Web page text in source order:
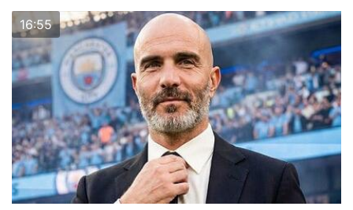
16:55